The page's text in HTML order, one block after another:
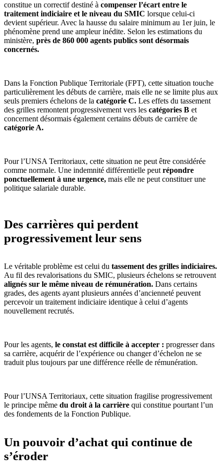
constitue un correctif destiné à compenser l’écart entre le
traitement indiciaire et le niveau du SMIC lorsque celui-ci
devient supérieur. Avec la hausse du salaire minimum au 1er juin, le
phénomène prend une ampleur inédite. Selon les estimations du
ministère, près de 860 000 agents publics sont désormais
concernés.
Dans la Fonction Publique Territoriale (FPT), cette situation touche
particulièrement les débuts de carrière, mais elle ne se limite plus aux
seuls premiers échelons de la catégorie C. Les effets du tassement
des grilles remontent progressivement vers les catégories B et
concernent désormais également certains débuts de carrière de
catégorie A.
Pour l’UNSA Territoriaux, cette situation ne peut être considérée
comme normale. Une indemnité différentielle peut répondre
ponctuellement à une urgence, mais elle ne peut constituer une
politique salariale durable.
Des carrières qui perdent
progressivement leur sens
Le véritable problème est celui du tassement des grilles indiciaires.
Au fil des revalorisations du SMIC, plusieurs échelons se retrouvent
alignés sur le même niveau de rémunération. Dans certains
grades, des agents ayant plusieurs années d’ancienneté peuvent
percevoir un traitement indiciaire identique à celui d’agents
nouvellement recrutés.
Pour les agents, le constat est difficile à accepter : progresser dans
sa carrière, acquérir de l’expérience ou changer d’échelon ne se
traduit plus toujours par une différence réelle de rémunération.
Pour l’UNSA Territoriaux, cette situation fragilise progressivement
le principe même du droit à la carrière qui constitue pourtant l’un
des fondements de la Fonction Publique.
Un pouvoir d’achat qui continue de
s’éroder